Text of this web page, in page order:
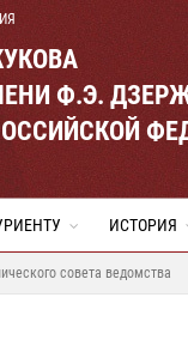
Ф.Э.
ИСТОРИЯ
совета ведомства